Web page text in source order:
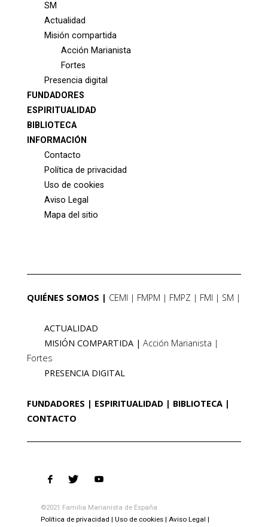
SM
Actualidad
Misión compartida
Acción Marianista
Fortes
Presencia digital
FUNDADORES
ESPIRITUALIDAD
BIBLIOTECA
INFORMACIÓN
Contacto
Política de privacidad
Uso de cookies
Aviso Legal
Mapa del sitio
QUIÉNES SOMOS CEMI FMPM FMPZ FMI SM
ACTUALIDAD
MISIÓN COMPARTIDA
Acción Marianista
Fortes
PRESENCIA DIGITAL
FUNDADORES ESPIRITUALIDAD
BIBLIOTECA
CONTACTO
©2021 Familia Marianista de España
Política de privacidad
Uso de cookies Aviso Legal